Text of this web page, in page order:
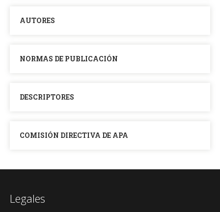
AUTORES
NORMAS DE PUBLICACIÓN
DESCRIPTORES
COMISIÓN DIRECTIVA DE APA
Legales